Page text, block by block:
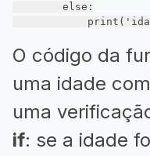
else :
            print(
O código da
uma idade
uma
if: se a idade